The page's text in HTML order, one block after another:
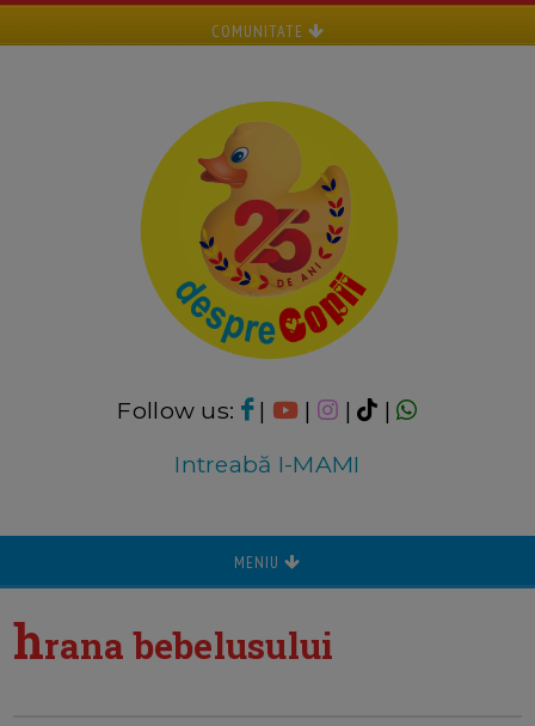
COMUNITATE
Follow us: | | |
|
Intreabă I-MAMI
MENIU
hrana bebelusului